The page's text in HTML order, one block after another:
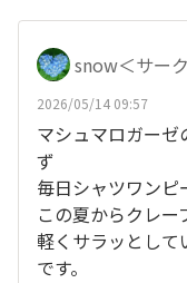
snow＜サー
2026/05/14 09:57
マシュマロガー
ず
毎日シャツワンピ
この夏からクレ
軽くサラッとして
です。